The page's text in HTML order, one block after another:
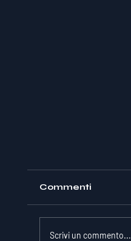
Commenti
Scrivi un commento...